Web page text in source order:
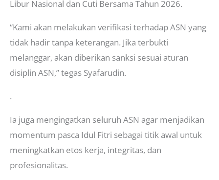
Libur Nasional dan Cuti Bersama Tahun 2026.
“Kami akan melakukan verifikasi terhadap ASN yang
tidak hadir tanpa keterangan. Jika terbukti
melanggar, akan diberikan sanksi sesuai aturan
disiplin ASN,” tegas Syafarudin.
.
Ia juga mengingatkan seluruh ASN agar menjadikan
momentum pasca Idul Fitri sebagai titik awal untuk
meningkatkan etos kerja, integritas, dan
profesionalitas.